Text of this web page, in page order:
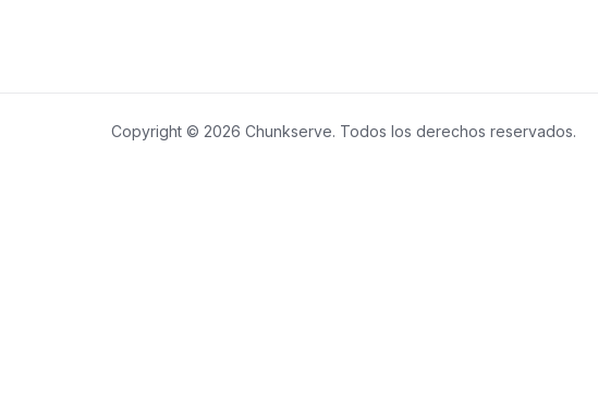
Copyright © 2026 Chunkserve. Todos los derechos reservados.